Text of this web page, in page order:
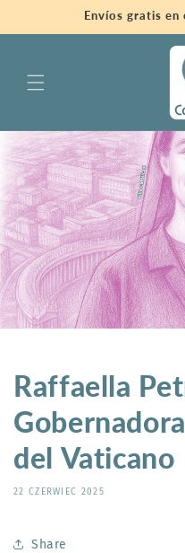
treści
Envíos gratis en
Raffaella
del Vaticano
22 CZERWIEC 2025
Share